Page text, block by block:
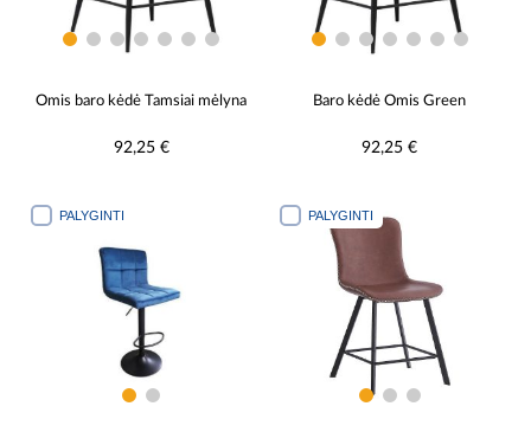
Omis baro kėdė Tamsiai mėlyna
92,25 €
Baro kėdė Omis Green
92,25 €
PALYGINTI PALYGINTI